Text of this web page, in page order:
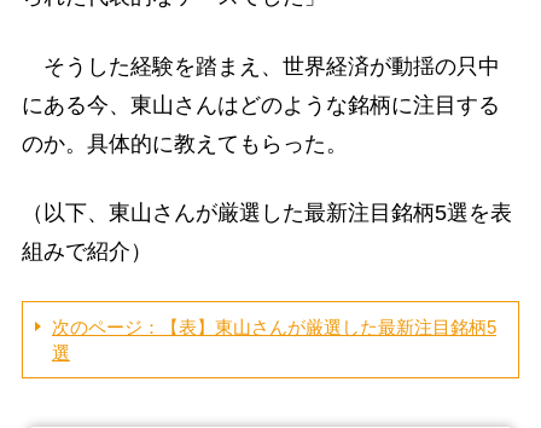
そうした経験を踏まえ、世界経済が動揺の只中
にある今、東山さんはどのような銘柄に注目する
のか。具体的に教えてもらった。
（以下、東山さんが厳選した最新注目銘柄5選を表
組みで紹介）
次のページ：【表】東山さんが厳選した最新注目銘柄5
選